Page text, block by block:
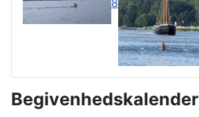
8
Begivenhedskalender